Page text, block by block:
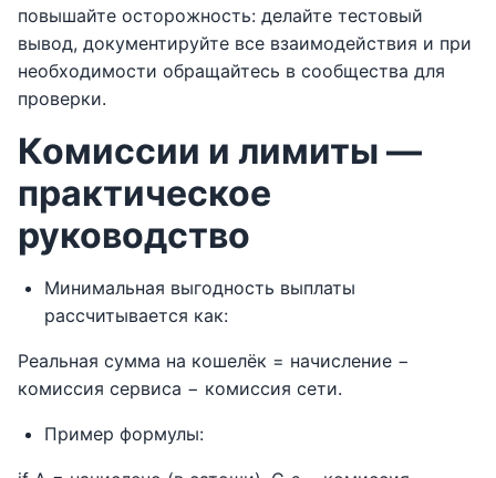
повышайте осторожность: делайте тестовый
вывод, документируйте все взаимодействия и при
необходимости обращайтесь в сообщества для
проверки.
Комиссии и лимиты —
практическое
руководство
Минимальная выгодность выплаты
рассчитывается как:
Реальная сумма на кошелёк = начисление −
комиссия сервиса − комиссия сети.
Пример формулы: